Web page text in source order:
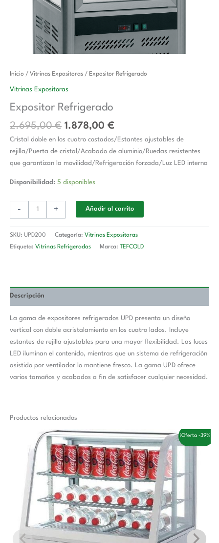
Inicio / Vitrinas Expositoras / Expositor Refrigerado
Vitrinas Expositoras
Expositor Refrigerado
2.695,00€
El
era:
2.695,00 €.
1.878,00 €
El
1.878,00 €.
Cristal doble en los cuatro costados/Estantes ajustables de
rejilla/Puerta de cristal/Acabado de aluminio/Ruedas resistentes
que garantizan la movilidad/Refrigeración forzada/Luz LED interna
Disponibilidad: 5 disponibles
-
Expositor
Refrigerado
+ Añadir al carrito
SKU: UPD200 Categoría: Vitrinas Expositoras
Etiqueta: Vitrinas Refrigeradas Marca: TEFCOLD
Descripción
La gama de expositores refrigerados UPD presenta un diseño
vertical con doble acristalamiento en los cuatro lados. Incluye
estantes de rejilla ajustables para una mayor flexibilidad. Las luces
LED iluminan el contenido, mientras que un sistema de refrigeración
asistido por ventilador lo mantiene fresco. La gama UPD ofrece
varios tamaños y acabados a fin de satisfacer cualquier necesidad.
Productos relacionados
¡Oferta -39%!
El
precio
original
era:
765,00 €.
El
precio
actual
es:
470,00 €.